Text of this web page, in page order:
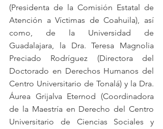
(Presidenta de la Comisión Estatal de
Atención a Víctimas de Coahuila), así
como, de la Universidad de
Guadalajara, la Dra. Teresa Magnolia
Preciado Rodríguez (Directora del
Doctorado en Derechos Humanos del
Centro Universitario de Tonalá) y la Dra.
Áurea Grijalva Eternod (Coordinadora
de la Maestría en Derecho del Centro
Universitario de Ciencias Sociales y